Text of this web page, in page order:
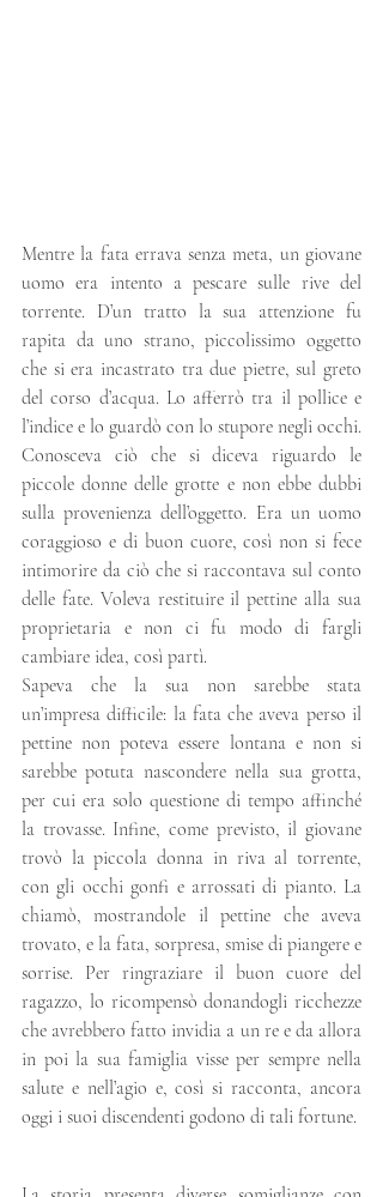
Mentre la fata errava senza meta, un giovane
uomo era intento a pescare sulle rive del
torrente. D’un tratto la sua attenzione fu
rapita da uno strano, piccolissimo oggetto
che si era incastrato tra due pietre, sul greto
del corso d’acqua. Lo afferrò tra il pollice e
l’indice e lo guardò con lo stupore negli occhi.
Conosceva ciò che si diceva riguardo le
piccole donne delle grotte e non ebbe dubbi
sulla provenienza dell’oggetto. Era un uomo
coraggioso e di buon cuore, così non si fece
intimorire da ciò che si raccontava sul conto
delle fate. Voleva restituire il pettine alla sua
proprietaria e non ci fu modo di fargli
cambiare idea, così partì.
Sapeva che la sua non sarebbe stata
un’impresa difficile: la fata che aveva perso il
pettine non poteva essere lontana e non si
sarebbe potuta nascondere nella sua grotta,
per cui era solo questione di tempo affinché
la trovasse. Infine, come previsto, il giovane
trovò la piccola donna in riva al torrente,
con gli occhi gonfi e arrossati di pianto. La
chiamò, mostrandole il pettine che aveva
trovato, e la fata, sorpresa, smise di piangere e
sorrise. Per ringraziare il buon cuore del
ragazzo, lo ricompensò donandogli ricchezze
che avrebbero fatto invidia a un re e da allora
in poi la sua famiglia visse per sempre nella
salute e nell’agio e, così si racconta, ancora
oggi i suoi discendenti godono di tali fortune.